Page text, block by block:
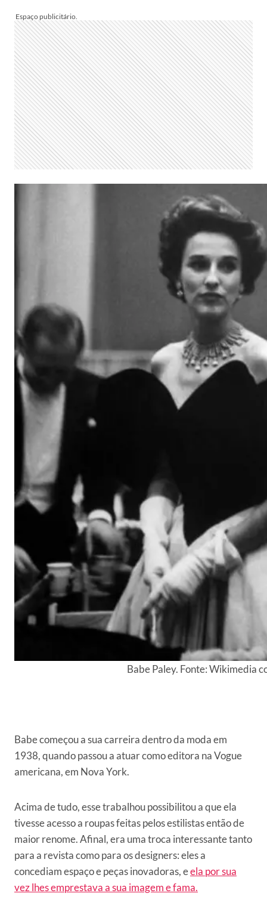
Babe Paley. Fonte: Wikimedia
Babe começou a sua carreira dentro da moda em
1938, quando passou a atuar como editora na Vogue
americana, em Nova York.
Acima de tudo, esse trabalhou possibilitou a que ela
tivesse acesso a roupas feitas pelos estilistas então de
maior renome. Afinal, era uma troca interessante tanto
para a revista como para os designers: eles a
concediam espaço e peças inovadoras, eela por sua
vez lhes emprestava a sua imagem e fama.